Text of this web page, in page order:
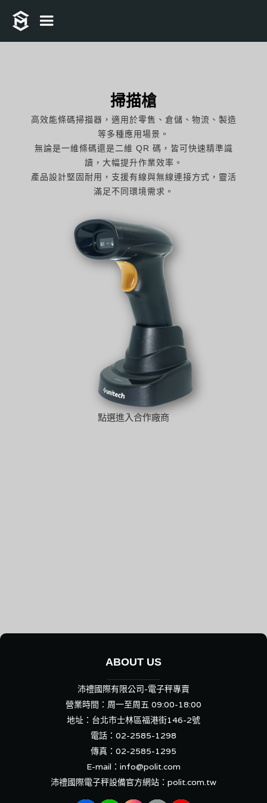
掃描槍
高效能條碼掃描器，適用於零售、倉儲、物流、製造
等多種應用場景。
無論是一維條碼還是二維 QR 碼，皆可快速精準識
讀，大幅提升作業效率。
產品設計堅固耐用，支援有線與無線連接方式，靈活
滿足不同環境需求。
點選進入合作廠商
ABOUT US
沛禮國際有限公司-電子秤專賣
營業時間：周一至周五 09:00-18:00
地址： 台北市士林區福港街146-2號
電話： 02-2585-1298
傳真：02-2585-1295
E-mail： info@polit.com
沛禮國際電子秤設備官方網站： polit.com.tw